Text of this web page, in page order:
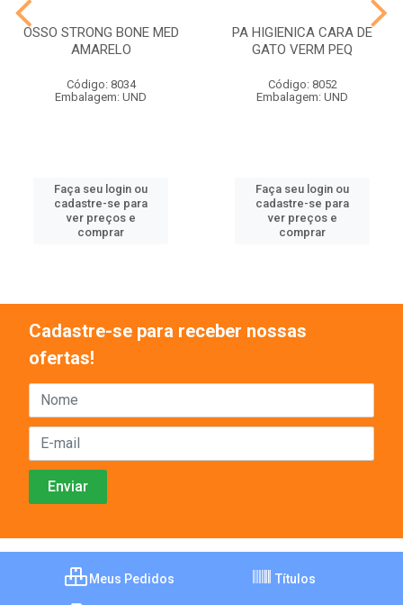
OSSO STRONG BONE MED
AMARELO
Código: 8034
Embalagem: UND
Faça seu login ou
cadastre-se para
ver preços e
comprar
PA HIGIENICA CARA DE
GATO VERM PEQ
Código: 8052
Embalagem: UND
Faça seu login ou
cadastre-se para
ver preços e
comprar
Cadastre-se para receber nossas
ofertas!
Meus Pedidos Títulos